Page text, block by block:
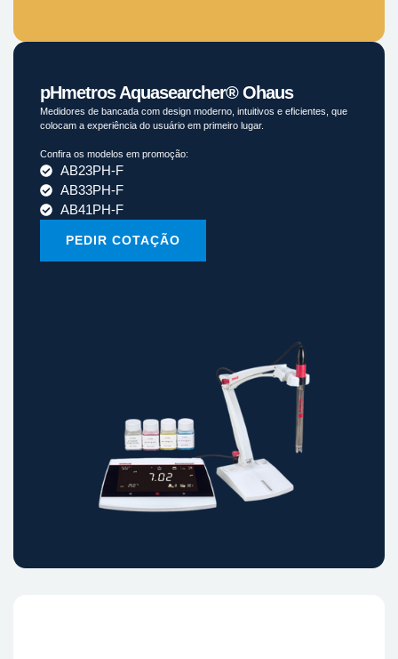
pHmetros Aquasearcher® Ohaus
Medidores de bancada com design moderno, intuitivos e eficientes, que
colocam a experiência do usuário em primeiro lugar.
Confira os modelos em promoção:
AB23PH-F
AB33PH-F
AB41PH-F
PEDIR COTAÇÃO